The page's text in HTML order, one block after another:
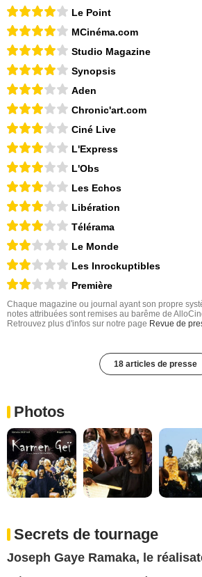
Le Point
MCinéma.com
Studio Magazine
Synopsis
Aden
Chronic'art.com
Ciné Live
L'Express
L'Obs
Les Echos
Libération
Télérama
Le Monde
Les Inrockuptibles
Première
Chaque magazine ou journal ayant son propre
notes attribuées sont remises au barême de
Retrouvez plus d'infos sur notre page Revue de
18 articles de presse
Photos
Secrets de tournage
Joseph Gaye Ramaka, le